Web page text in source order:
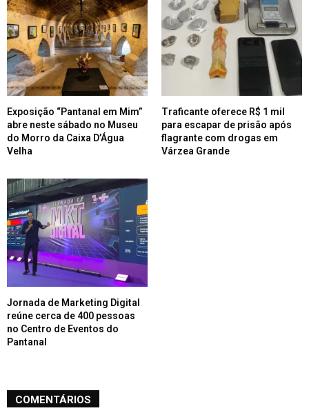
Exposição “Pantanal em Mim”
abre neste sábado no Museu
do Morro da Caixa D’Água
Velha
Traficante oferece R$ 1 mil
para escapar de prisão após
flagrante com drogas em
Várzea Grande
Jornada de Marketing Digital
reúne cerca de 400 pessoas
no Centro de Eventos do
Pantanal
COMENTÁRIOS